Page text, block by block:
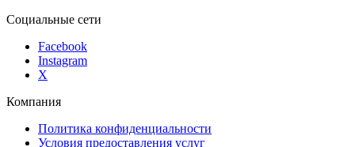
Социальные сети
Facebook
Instagram
X
Компания
Политика конфиденциальности
Условия предоставления услуг